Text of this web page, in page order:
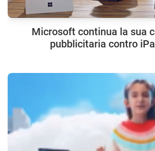
Microsoft continua la sua
pubblicitaria contro